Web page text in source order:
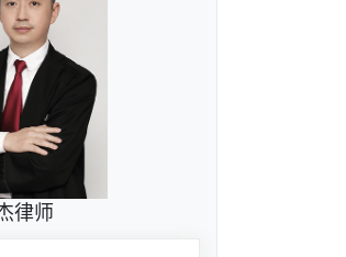
律师